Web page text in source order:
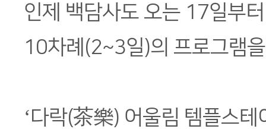
인제 백담사도 오는 17일부
10차례(2~3일)의 프로그램
‘다락(茶樂) 어울림 템플스테